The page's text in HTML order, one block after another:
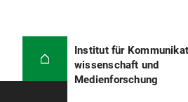
Institut für
wissenschaft und
Medienforschung